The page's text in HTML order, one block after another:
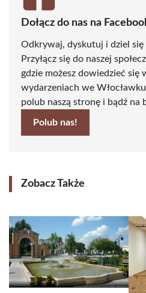
Dołącz do nas na
Odkrywaj, dyskutuj i dziel się
Przyłącz się do naszej
gdzie możesz dowiedzieć się
wydarzeniach we
polub naszą stronę i bądź na
Polub nas!
Zobacz Także